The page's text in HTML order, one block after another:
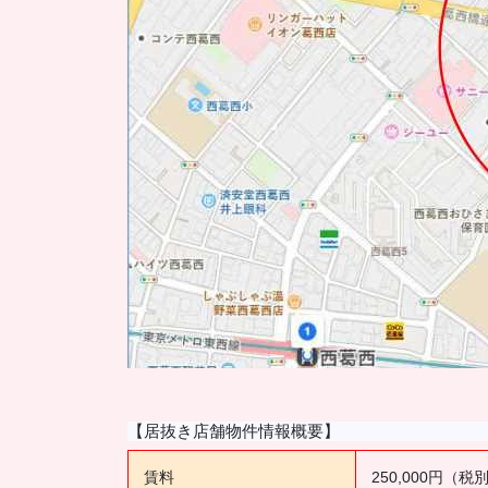
【居抜き店舗物件情報概要】
賃料 250,000円（税